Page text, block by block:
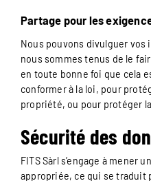
Partage pour les
Nous pouvons divulguer
nous sommes tenus de le
en toute bonne foi que cela
conformer à la loi, pour
propriété, ou pour protéger
Sécurité des
FITS Sàrl s’engage à mener
appropriée, ce qui se traduit